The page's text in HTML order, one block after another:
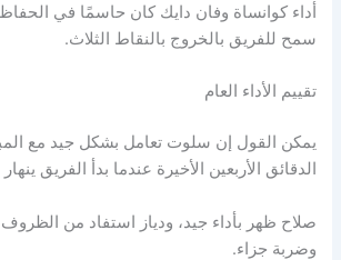
أداء كوانساة وفان دايك كان حاسمًا في
سمح للفريق بالخروج بالنقاط الثلاث.
تقييم الأداء العام
يمكن القول إن سلوت تعامل بشكل جيد مع
الدقائق الأربعين الأخيرة عندما بدأ الفريق ينهار
صلاح ظهر بأداء جيد، ودياز استفاد من
وضربة جزاء.